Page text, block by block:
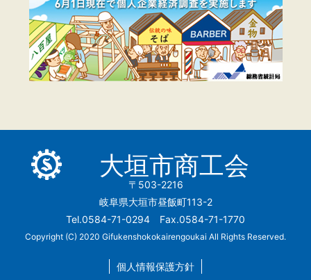
大垣市商工会
〒503-2216
岐阜県大垣市昼飯町113-2
Tel.0584-71-0294 Fax.0584-71-1770
Copyright (C) 2020 Gifukenshokokairengoukai All Rights Reserved.
個人情報保護方針